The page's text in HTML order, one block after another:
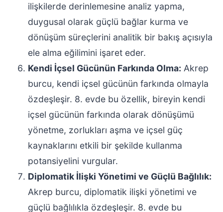
ilişkilerde derinlemesine analiz yapma,
duygusal olarak güçlü bağlar kurma ve
dönüşüm süreçlerini analitik bir bakış açısıyla
ele alma eğilimini işaret eder.
Kendi İçsel Gücünün Farkında Olma: Akrep
burcu, kendi içsel gücünün farkında olmayla
özdeşleşir. 8. evde bu özellik, bireyin kendi
içsel gücünün farkında olarak dönüşümü
yönetme, zorlukları aşma ve içsel güç
kaynaklarını etkili bir şekilde kullanma
potansiyelini vurgular.
Diplomatik İlişki Yönetimi ve Güçlü Bağlılık:
Akrep burcu, diplomatik ilişki yönetimi ve
güçlü bağlılıkla özdeşleşir. 8. evde bu